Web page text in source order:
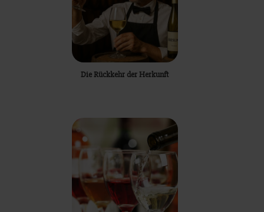
Die Rückkehr der Herkunft